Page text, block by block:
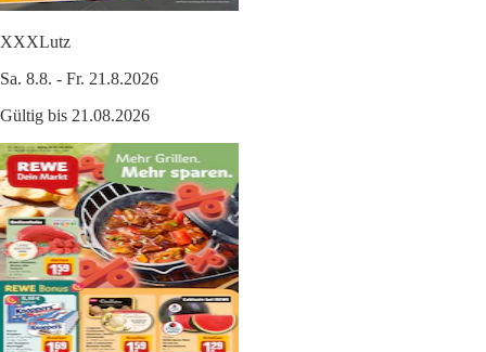
XXXLutz
Sa. 8.8. - Fr. 21.8.2026
Gültig bis 21.08.2026